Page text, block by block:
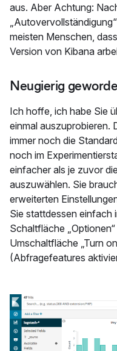
aus. Aber Achtung:
meisten Menschen,
Version von Kibana
Neugierig
Ich hoffe, ich habe Sie
einmal auszuprobieren.
immer noch die
noch im
einfacher als je zuvor
auszuwählen. Sie
erweiterten
Sie stattdessen einfach
Schaltfläche
Umschaltfläche „Turn
(Abfragefeatures